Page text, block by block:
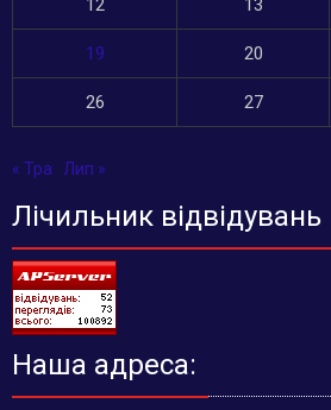
12 13
19 20
26 27
« Тра Лип »
Лічильник відвідувань
Наша адреса: